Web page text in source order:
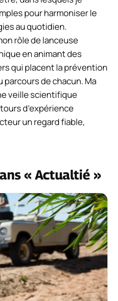
pour harmoniser le
au quotidien.
rôle de lanceuse
en animant des
qui placent la prévention
de chacun. Ma
veille scientifique
d’expérience
un regard fiable,
« Actualtié »